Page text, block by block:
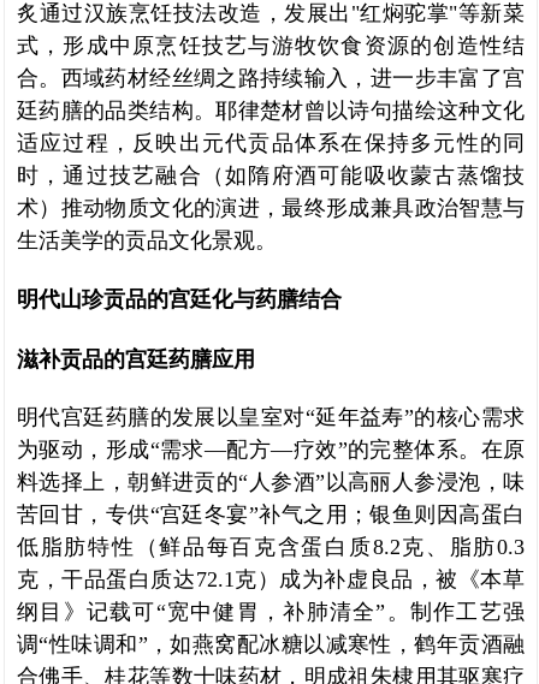
炙通过汉族烹饪技法改造，发展出"红焖驼掌"等新菜
式，形成中原烹饪技艺与游牧饮食资源的创造性结
合。西域药材经丝绸之路持续输入，进一步丰富了宫
廷药膳的品类结构。耶律楚材曾以诗句描绘这种文化
适应过程，反映出元代贡品体系在保持多元性的同
时，通过技艺融合（如隋府酒可能吸收蒙古蒸馏技
术）推动物质文化的演进，最终形成兼具政治智慧与
生活美学的贡品文化景观。
明代山珍贡品的宫廷化与药膳结合
滋补贡品的宫廷药膳应用
明代宫廷药膳的发展以皇室对“延年益寿”的核心需求
为驱动，形成“需求—配方—疗效”的完整体系。在原
料选择上，朝鲜进贡的“人参酒”以高丽人参浸泡，味
苦回甘，专供“宫廷冬宴”补气之用；银鱼则因高蛋白
低脂肪特性（鲜品每百克含蛋白质8.2克、脂肪0.3
克，干品蛋白质达72.1克）成为补虚良品，被《本草
纲目》记载可“宽中健胃，补肺清全”。制作工艺强
调“性味调和”，如燕窝配冰糖以减寒性，鹤年贡酒融
合佛手、桂花等数十味药材，明成祖朱棣用其驱寒疗